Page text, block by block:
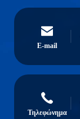
E-mail
Τηλεφώνημα